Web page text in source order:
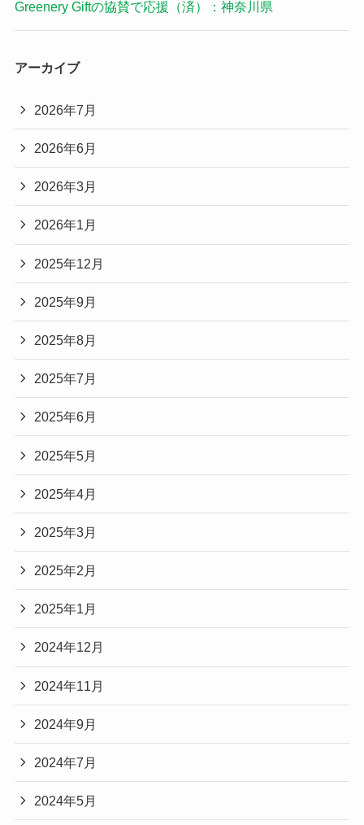
Greenery Giftの協賛で応援（済）：神奈川県
アーカイブ
2026年7月
2026年6月
2026年3月
2026年1月
2025年12月
2025年9月
2025年8月
2025年7月
2025年6月
2025年5月
2025年4月
2025年3月
2025年2月
2025年1月
2024年12月
2024年11月
2024年9月
2024年7月
2024年5月